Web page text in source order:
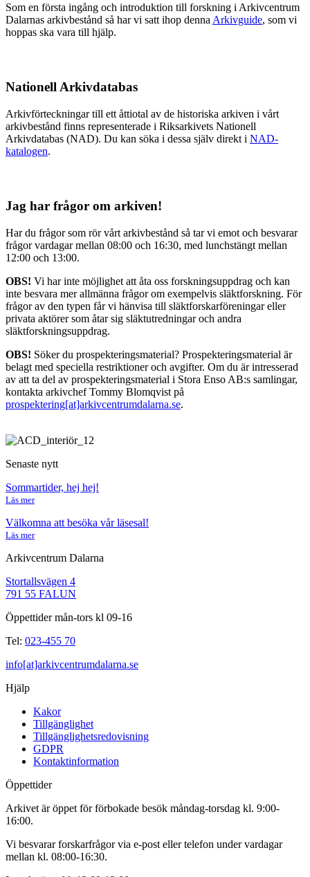
Som en första ingång och introduktion till forskning i Arkivcentrum
Dalarnas arkivbestånd så har vi satt ihop denna Arkivguide, som vi
hoppas ska vara till hjälp.
Nationell Arkivdatabas
Arkivförteckningar till ett åttiotal av de historiska arkiven i vårt
arkivbestånd finns representerade i Riksarkivets Nationell
Arkivdatabas (NAD). Du kan söka i dessa själv direkt i NAD-
katalogen.
Jag har frågor om arkiven!
Har du frågor som rör vårt arkivbestånd så tar vi emot och besvarar
frågor vardagar mellan 08:00 och 16:30, med lunchstängt mellan
12:00 och 13:00.
OBS! Vi har inte möjlighet att åta oss forskningsuppdrag och kan
inte besvara mer allmänna frågor om exempelvis släktforskning. För
frågor av den typen får vi hänvisa till släktforskarföreningar eller
privata aktörer som åtar sig släktutredningar och andra
släktforskningsuppdrag.
OBS! Söker du prospekteringsmaterial? Prospekteringsmaterial är
belagt med speciella restriktioner och avgifter. Om du är intresserad
av att ta del av prospekteringsmaterial i Stora Enso AB:s samlingar,
kontakta arkivchef Tommy Blomqvist på
prospektering[at]arkivcentrumdalarna.se.
Senaste nytt
Sommartider, hej hej!
Läs mer
Välkomna att besöka vår läsesal!
Läs mer
Arkivcentrum Dalarna
Stortallsvägen 4
791 55 FALUN
Öppettider mån-tors kl 09-16
Tel: 023-455 70
info[at]arkivcentrumdalarna.se
Hjälp
Kakor
Tillgänglighet
Tillgänglighetsredovisning
GDPR
Kontaktinformation
Öppettider
Arkivet är öppet för förbokade besök måndag-torsdag kl. 9:00-
16:00.
Vi besvarar forskarfrågor via e-post eller telefon under vardagar
mellan kl. 08:00-16:30.